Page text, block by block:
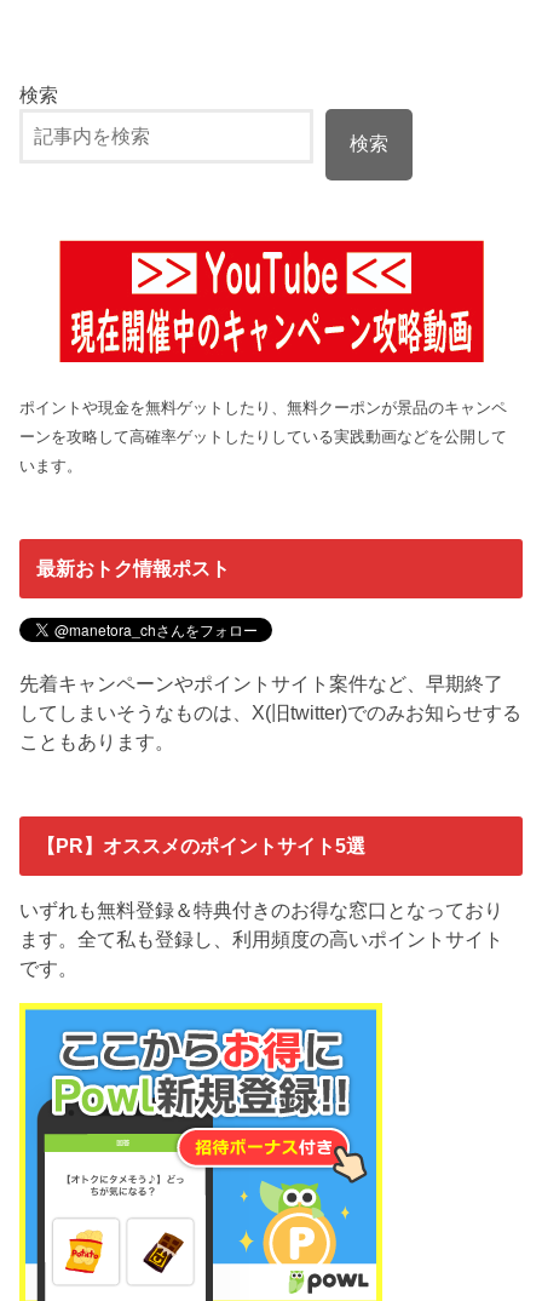
検索
検索
ポイントや現金を無料ゲットしたり、無料クーポンが景品のキャンペ
ーンを攻略して高確率ゲットしたりしている実践動画などを公開して
います。
最新おトク情報ポスト
先着キャンペーンやポイントサイト案件など、早期終了
してしまいそうなものは、X(旧twitter)でのみお知らせする
こともあります。
【PR】オススメのポイントサイト5選
いずれも無料登録＆特典付きのお得な窓口となっており
ます。全て私も登録し、利用頻度の高いポイントサイト
です。